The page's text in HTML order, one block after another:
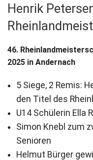
Schachjugend
Fotos
Service
Newsletter
Kontakt
Impressum
Henrik
46.
2025 in Andernach
5 Siege, 2 Remis:
den Titel des
U14 Schülerin Ella
Simon Knebl zum
Senioren
Helmut Bürger